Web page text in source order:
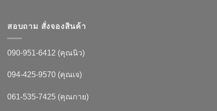
สอบถาม สั่งจองสินค้า
090-951-6412 (คุณนิว)
094-425-9570 (คุณเจ)
061-535-7425 (คุณกาย)